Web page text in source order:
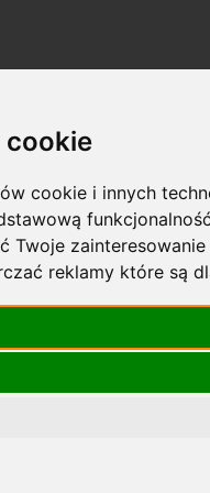
cookie
cookie i innych
Twoje
reklamy które są